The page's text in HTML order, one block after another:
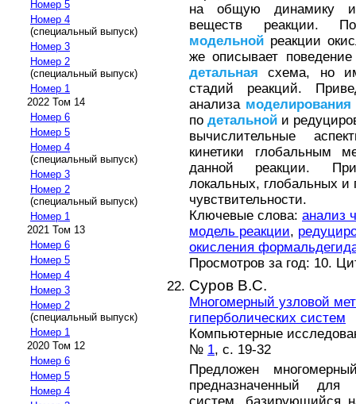
Номер 5
Номер 4
(специальный выпуск)
Номер 3
Номер 2
(специальный выпуск)
Номер 1
2022 Том 14
Номер 6
Номер 5
Номер 4
(специальный выпуск)
Номер 3
Номер 2
(специальный выпуск)
Номер 1
2021 Том 13
Номер 6
Номер 5
Номер 4
Номер 3
Номер 2
(специальный выпуск)
Номер 1
2020 Том 12
Номер 6
Номер 5
Номер 4
на общую динамику
веществ реакции.
модельной реакции
же описывает
детальная схема, но
стадий реакций.
анализа моделирования
по детальной и
вычислительные
кинетики глобальным
данной реакции.
локальных, глобальных
чувствительности.
Ключевые слова: анализ
модель реакции,
окисления
Просмотров за год: 10.
Суров В.С.
Многомерный узловой
гиперболических систем
Компьютерные
№ 1, с. 19-32
Предложен
предназначенный для
систем, базирующийся